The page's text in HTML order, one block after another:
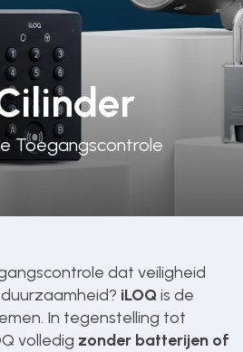
Toegangscontrole
dat veiligheid
iLOQis de
In tegenstelling tot
volledig zonder batterijen of